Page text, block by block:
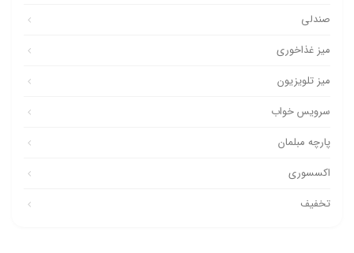
صندلی
میز غذاخوری
میز تلویزیون
سرویس خواب
پارچه مبلمان
اکسسوری
تخفیف